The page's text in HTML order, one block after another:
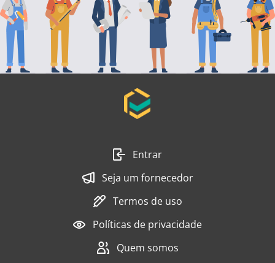
Entrar
Seja um fornecedor
Termos de uso
Políticas de privacidade
Quem somos